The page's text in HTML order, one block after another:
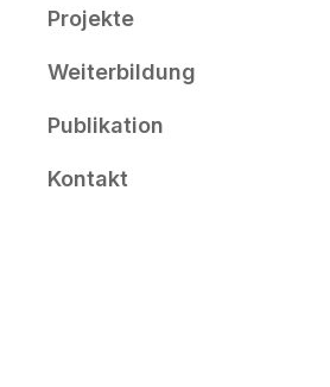
Projekte
Weiterbildung
Publikation
Kontakt